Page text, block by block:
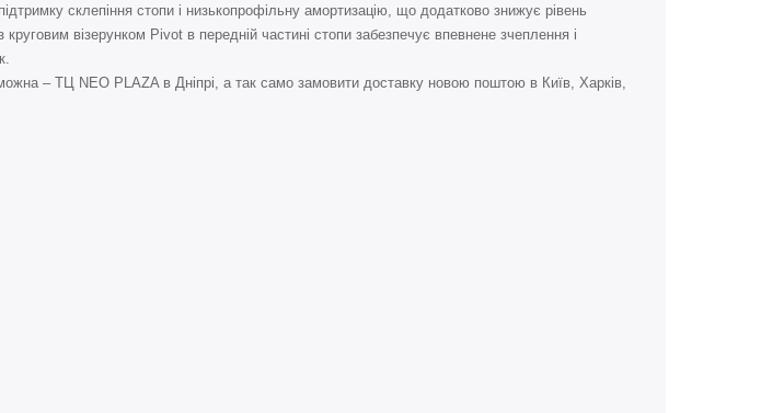
склепіння стопи і низькопрофільну амортизацію, що додатково знижує рівень
візерунком Pivot в передній частині стопи забезпечує впевнене зчеплення і
– ТЦ NEO PLAZA в Дніпрі, а так само замовити доставку новою поштою в Київ, Харків,